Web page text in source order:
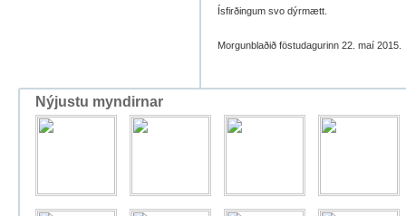
Ísfirðingum svo dýrmætt.
Morgunblaðið föstudagurinn 22. maí 2015.
Nýjustu myndirnar